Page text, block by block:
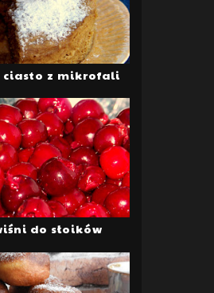
ciasto z mikrofali
do słoików